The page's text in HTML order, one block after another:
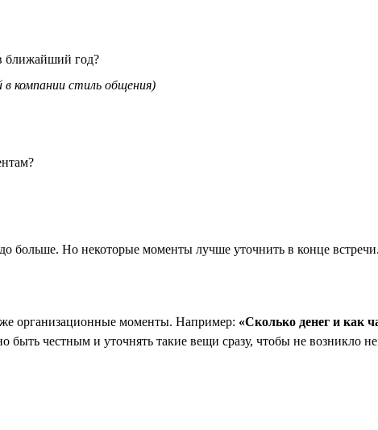
ближайший год?
компании стиль общения)
больше. Но некоторые моменты лучше уточнить в конце встречи.
организационные моменты. Например: «Сколько денег и как
быть честным и уточнять такие вещи сразу, чтобы не возникло